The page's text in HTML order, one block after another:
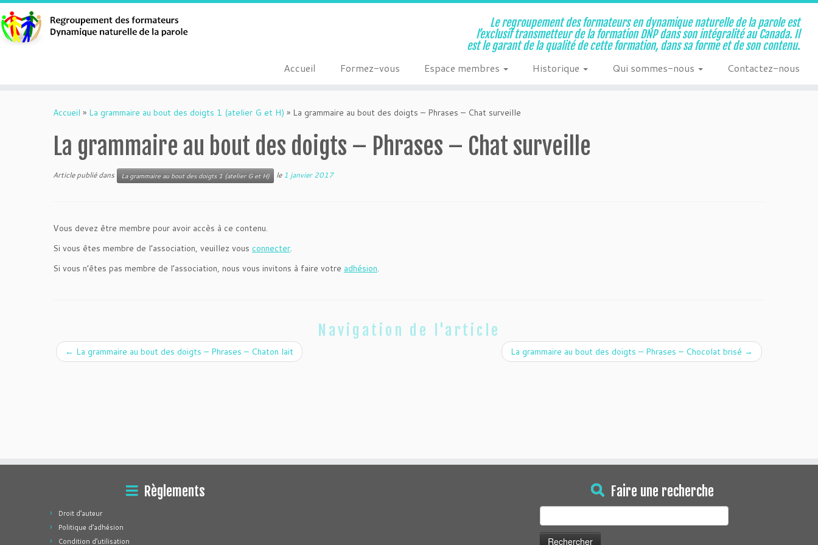
Le regroupement des formateurs en dynamique naturelle de la parole est
l’exclusif transmetteur de la formation DNP dans son intégralité au Canada. Il
est le garant de la qualité de cette formation, dans sa forme et de son contenu.
Accueil Formez-vous Espace membres Historique Qui sommes-nous Contactez-nous
Accueil » La grammaire au bout des doigts 1 (atelier G et H) » La grammaire au bout des doigts – Phrases – Chat surveille
La grammaire au bout des doigts – Phrases – Chat surveille
Article publié dans La grammaire au bout des doigts 1 (atelier G et H) le1 janvier 2017
Vous devez être membre pour avoir accès à ce contenu.
Si vous êtes membre de l’association, veuillez vous connecter.
Si vous n’êtes pas membre de l’association, nous vous invitons à faire votre adhésion.
Navigation de l'article
← La grammaire au bout des doigts – Phrases – Chaton lait La grammaire au bout des doigts – Phrases – Chocolat brisé →
Règlements
Droit d’auteur
Politique d’adhésion
Condition d’utilisation
Faire une recherche